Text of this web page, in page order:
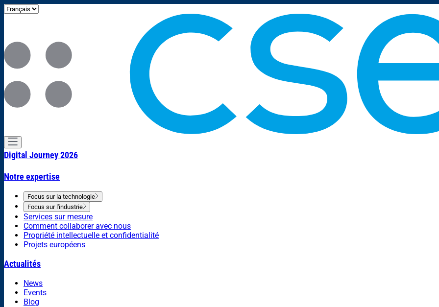
Digital Journey 2026
Notre expertise
Focus sur la technologie
Focus sur l'industrie
Services sur mesure
Comment collaborer avec nous
Propriété intellectuelle et confidentialité
Projets européens
Actualités
News
Events
Blog